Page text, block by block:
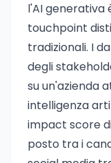
l'AI generativa
touchpoint
tradizionali. I
degli
su un'azienda
intelligenza
impact score
posto tra i